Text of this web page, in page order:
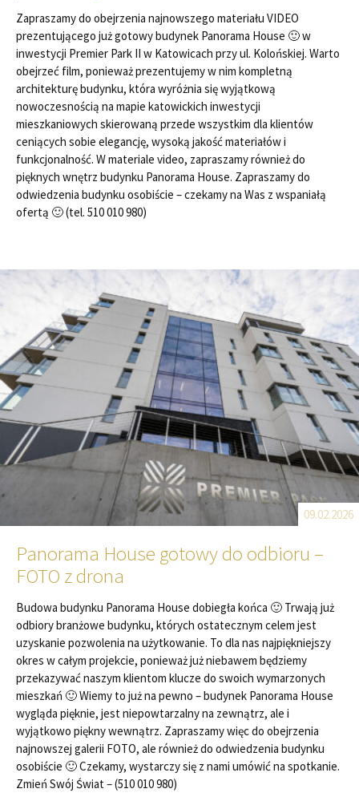
Zapraszamy do obejrzenia najnowszego materiału VIDEO
prezentującego już gotowy budynek Panorama House 🙂 w
inwestycji Premier Park II w Katowicach przy ul. Kolońskiej. Warto
obejrzeć film, ponieważ prezentujemy w nim kompletną
architekturę budynku, która wyróżnia się wyjątkową
nowoczesnością na mapie katowickich inwestycji
mieszkaniowych skierowaną przede wszystkim dla klientów
ceniących sobie elegancję, wysoką jakość materiałów i
funkcjonalność. W materiale video, zapraszamy również do
pięknych wnętrz budynku Panorama House. Zapraszamy do
odwiedzenia budynku osobiście – czekamy na Was z wspaniałą
ofertą 🙂 (tel. 510 010 980)
09.02.2026
Panorama House gotowy do odbioru –
FOTO z drona
Budowa budynku Panorama House dobiegła końca 🙂 Trwają już
odbiory branżowe budynku, których ostatecznym celem jest
uzyskanie pozwolenia na użytkowanie. To dla nas najpiękniejszy
okres w całym projekcie, ponieważ już niebawem będziemy
przekazywać naszym klientom klucze do swoich wymarzonych
mieszkań 🙂 Wiemy to już na pewno – budynek Panorama House
wygląda pięknie, jest niepowtarzalny na zewnątrz, ale i
wyjątkowo piękny wewnątrz. Zapraszamy więc do obejrzenia
najnowszej galerii FOTO, ale również do odwiedzenia budynku
osobiście 🙂 Czekamy, wystarczy się z nami umówić na spotkanie.
Zmień Swój Świat – (510 010 980)